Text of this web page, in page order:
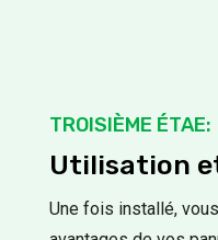
TROISIÈME ÉTAE:
Utilisation
Une fois installé,